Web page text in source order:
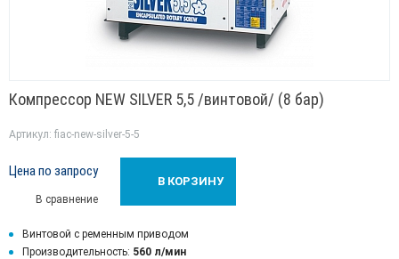
Компрессор NEW SILVER 5,5 /винтовой/ (8 бар)
Артикул: fiac-new-silver-5-5
Винтовой с ременным приводом
Производительность: 560 л/мин
Цена по запросу
В сравнение
В КОРЗИНУ